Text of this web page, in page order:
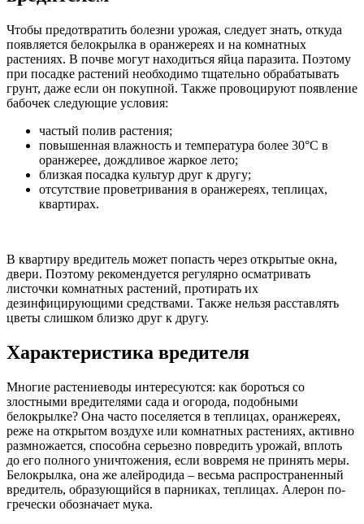
Чтобы предотвратить болезни урожая, следует знать, откуда
появляется белокрылка в оранжереях и на комнатных
растениях. В почве могут находиться яйца паразита. Поэтому
при посадке растений необходимо тщательно обрабатывать
грунт, даже если он покупной. Также провоцируют появление
бабочек следующие условия:
частый полив растения;
повышенная влажность и температура более 30°С в
оранжерее, дождливое жаркое лето;
близкая посадка культур друг к другу;
отсутствие проветривания в оранжереях, теплицах,
квартирах.
В квартиру вредитель может попасть через открытые окна,
двери. Поэтому рекомендуется регулярно осматривать
листочки комнатных растений, протирать их
дезинфицирующими средствами. Также нельзя расставлять
цветы слишком близко друг к другу.
Характеристика вредителя
Многие растениеводы интересуются: как бороться со
злостными вредителями сада и огорода, подобными
белокрылке? Она часто поселяется в теплицах, оранжереях,
реже на открытом воздухе или комнатных растениях, активно
размножается, способна серьезно повредить урожай, вплоть
до его полного уничтожения, если вовремя не принять меры.
Белокрылка, она же алейродида – весьма распространенный
вредитель, образующийся в парниках, теплицах. Алерон по-
гречески обозначает мука.